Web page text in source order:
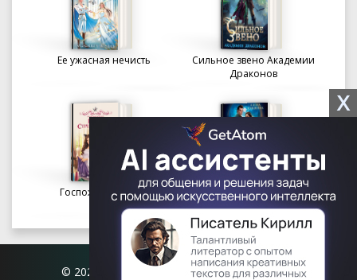
Ее ужасная нечисть
Сильное звено Академии
Драконов
Госпожа портниха
Осколки вечности в
Академии Судьбы
© 2026 Книгофил.орг | contact@knigofil.org
X